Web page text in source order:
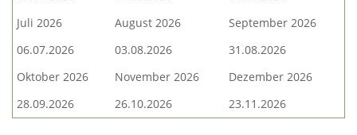
Juli 2026
August 2026
September 2026
06.07.2026
03.08.2026
31.08.2026
Oktober 2026
November 2026
Dezember 2026
28.09.2026
26.10.2026 23.11.2026